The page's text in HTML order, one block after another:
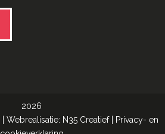
2026
| Webrealisatie: N35 Creatief|
Privacy- en